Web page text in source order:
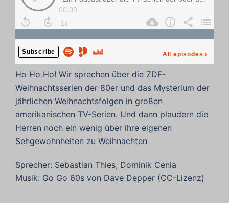
Ho Ho Ho! Wir sprechen über die ZDF-
Weihnachtsserien der 80er und das Mysterium der
jährlichen Weihnachtsfolgen in großen
amerikanischen TV-Serien. Und dann plaudern die
Herren noch ein wenig über ihre eigenen
Sehgewohnheiten zu Weihnachten
Sprecher: Sebastian Thies, Dominik Cenia
Musik: Go Go 60s von Dave Depper (CC-Lizenz)